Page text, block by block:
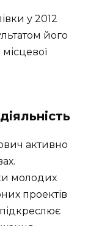
у 2012
його
активно
молодих
проектів
підкреслює